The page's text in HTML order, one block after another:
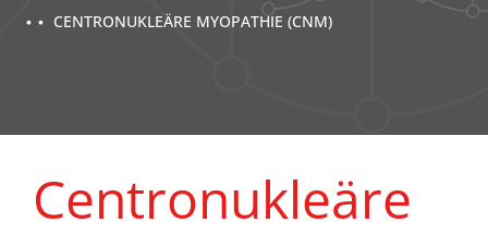
CENTRONUKLEÄRE MYOPATHIE (CNM)
Centronukleäre